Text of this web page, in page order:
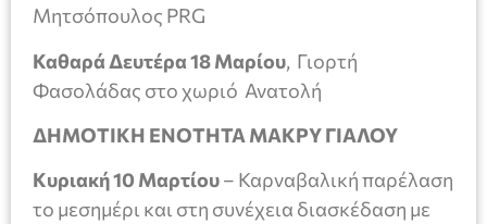
Μητσόπουλος PRG
Καθαρά Δευτέρα 18 Μαρίου, Γιορτή
Φασολάδας στο χωριό Ανατολή
ΔΗΜΟΤΙΚΗ ΕΝΟΤΗΤΑ ΜΑΚΡΥ ΓΙΑΛΟΥ
Κυριακή 10 Μαρτίου– Καρναβαλική παρέλαση
το μεσημέρι και στη συνέχεια διασκέδαση με